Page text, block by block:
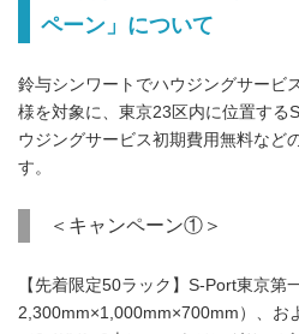
ペーン」について
鈴与シンワートでハウジングサービ
様を対象に、東京23区内に位置する
ウジングサービス初期費用無料など
す。
＜キャンペーン①＞
【先着限定50ラック】S-Port東京第
2,300mm×1,000mm×700mm）、お